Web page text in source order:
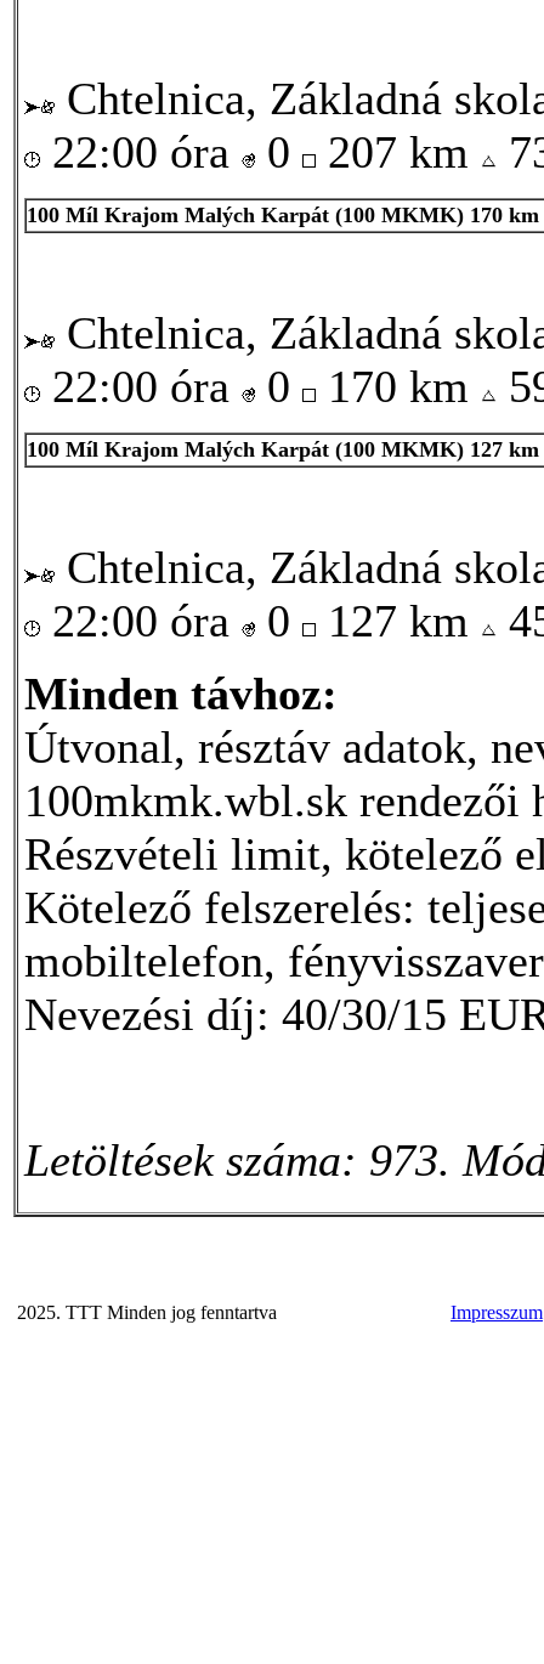
Chtelnica, Základná
22:00 óra
0 207 km
100 Míl Krajom Malých Karpát (100 MKMK) 170 km
Chtelnica, Základná
22:00 óra
0 170 km
100 Míl Krajom Malých Karpát (100 MKMK) 127 km
Chtelnica, Základná
22:00 óra
0 127 km
Minden távhoz:
Útvonal, résztáv adatok,
100mkmk.wbl.sk rendezői
Részvételi limit, kötelező
Kötelező felszerelés:
mobiltelefon,
Nevezési díj: 40/30/15
Letöltések száma: 973.
2025. TTT Minden jog fenntartva Impresszum